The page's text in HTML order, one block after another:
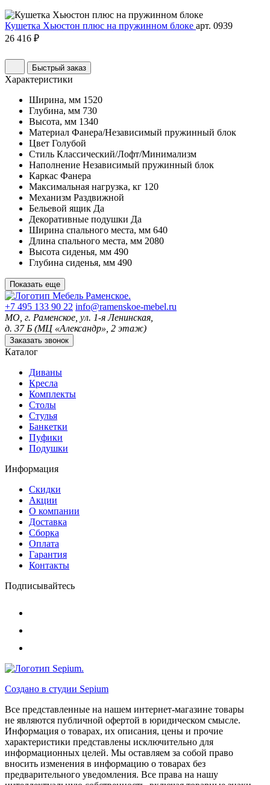
Кушетка Хьюстон плюс на пружинном блоке арт. 0939
26 416 ₽
Быстрый заказ
Характеристики
Ширина, мм 1520
Глубина, мм 730
Высота, мм 1340
Материал Фанера/Независимый пружинный блок
Цвет Голубой
Стиль Классический/Лофт/Минимализм
Наполнение Независимый пружинный блок
Каркас Фанера
Максимальная нагрузка, кг 120
Механизм Раздвижной
Бельевой ящик Да
Декоративные подушки Да
Ширина спального места, мм 640
Длина спального места, мм 2080
Высота сиденья, мм 490
Глубина сиденья, мм 490
Показать еще
+7 495 133 90 22 info@ramenskoe-mebel.ru
МО, г. Раменское, ул. 1-я Ленинская,
д. 37 Б (МЦ «Александр», 2 этаж)
Заказать звонок
Каталог
Диваны
Кресла
Комплекты
Столы
Стулья
Банкетки
Пуфики
Подушки
Информация
Скидки
Акции
О компании
Доставка
Сборка
Оплата
Гарантия
Контакты
Подписывайтесь
Создано в студии Sepium
Все представленные на нашем интернет-магазине товары
не являются публичной офертой в юридическом смысле.
Информация о товарах, их описания, цены и прочие
характеристики представлены исключительно для
информационных целей. Мы оставляем за собой право
вносить изменения в информацию о товарах без
предварительного уведомления. Все права на нашу